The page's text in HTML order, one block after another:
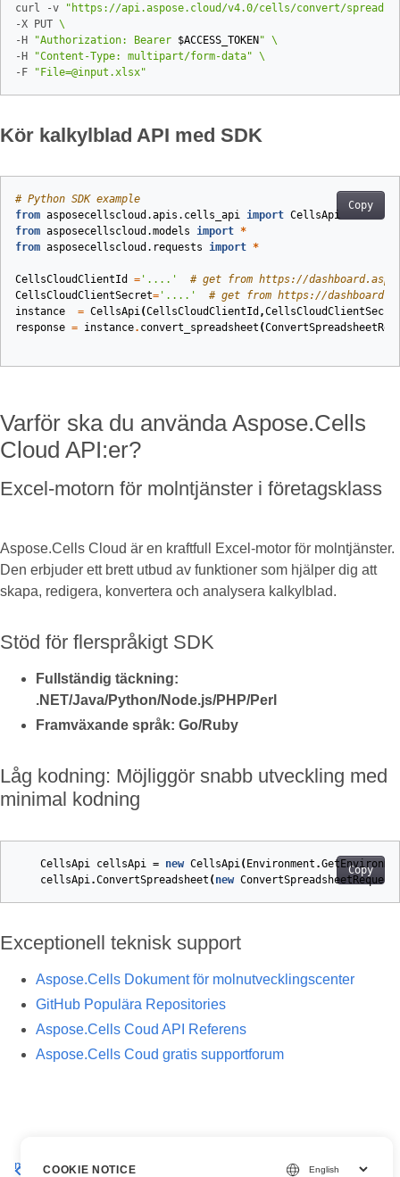
curl -v
"https://api.aspose.cloud/v4.0/cells/convert/
-X PUT
-H
"Authorization: Bearer $ACCESS_TOKEN "
-H
"Content-Type: multipart/form-data"
-F
"File=@input.xlsx"
Kör kalkylblad API med SDK
Copy
# Python SDK example
from asposecellscloud.apis.cells_api import CellsApi
from asposecellscloud.models import *
from asposecellscloud.requests import *
CellsCloudClientId = '....'
# get from https://
CellsCloudClientSecret= '....'
# get from https://
instance
= CellsApi(CellsCloudClientId ,
response = instance. convert_spreadsheet (
Varför ska du använda Aspose.Cells
Cloud API:er?
Excel-motorn för molntjänster i företagsklass
Aspose.Cells Cloud är en kraftfull Excel-motor för molntjänster.
Den erbjuder ett brett utbud av funktioner som hjälper dig att
skapa, redigera, konvertera och analysera kalkylblad.
Stöd för flerspråkigt SDK
Fullständig täckning:
.NET/Java/Python/Node.js/PHP/Perl
Framväxande språk: Go/Ruby
Låg kodning: Möjliggör snabb utveckling med
minimal kodning
Copy
CellsApi cellsApi = new CellsApi (Environment .
cellsApi .ConvertSpreadsheet (new ConvertSpreadsheetRequest
Exceptionell teknisk support
Aspose.Cells Dokument för molnutvecklingscenter
GitHub Populära Repositories
Aspose.Cells Coud API Referens
Aspose.Cells Coud gratis supportforum
molnet: Så här bearbetar du Excel-
slå samman, dela, skydda,
COOKIE NOTICE